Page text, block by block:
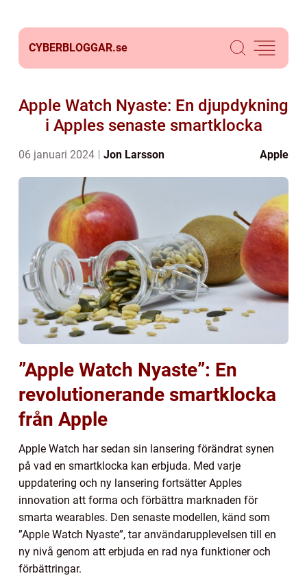
CYBERBLOGGAR.se
Apple Watch Nyaste: En djupdykning
i Apples senaste smartklocka
06 januari 2024 Jon Larsson Apple
”Apple Watch Nyaste”: En
revolutionerande smartklocka
från Apple
Apple Watch har sedan sin lansering förändrat synen
på vad en smartklocka kan erbjuda. Med varje
uppdatering och ny lansering fortsätter Apples
innovation att forma och förbättra marknaden för
smarta wearables. Den senaste modellen, känd som
”Apple Watch Nyaste”, tar användarupplevelsen till en
ny nivå genom att erbjuda en rad nya funktioner och
förbättringar.